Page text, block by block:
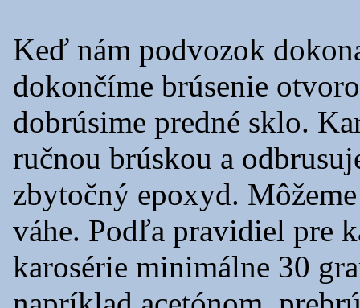
Keď nám podvozok
dokončíme brúsenie
dobrúsime predné sklo.
ručnou brúskou a
zbytočný epoxyd.
váhe. Podľa pravidiel pre
karosérie minimálne 30